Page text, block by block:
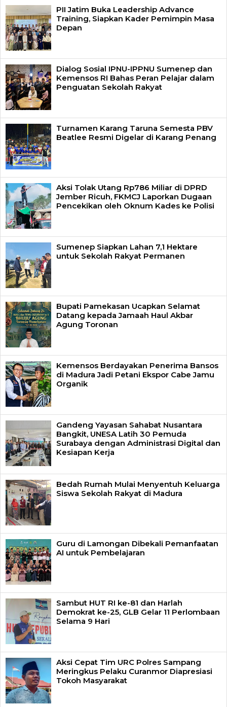
PII Jatim Buka Leadership Advance
Training, Siapkan Kader Pemimpin Masa
Depan
Dialog Sosial IPNU-IPPNU Sumenep dan
Kemensos RI Bahas Peran Pelajar dalam
Penguatan Sekolah Rakyat
Turnamen Karang Taruna Semesta PBV
Beatlee Resmi Digelar di Karang Penang
Aksi Tolak Utang Rp786 Miliar di DPRD
Jember Ricuh, FKMCJ Laporkan Dugaan
Pencekikan oleh Oknum Kades ke Polisi
Sumenep Siapkan Lahan 7,1 Hektare
untuk Sekolah Rakyat Permanen
Bupati Pamekasan Ucapkan Selamat
Datang kepada Jamaah Haul Akbar
Agung Toronan
Kemensos Berdayakan Penerima Bansos
di Madura Jadi Petani Ekspor Cabe Jamu
Organik
Gandeng Yayasan Sahabat Nusantara
Bangkit, UNESA Latih 30 Pemuda
Surabaya dengan Administrasi Digital dan
Kesiapan Kerja
Bedah Rumah Mulai Menyentuh Keluarga
Siswa Sekolah Rakyat di Madura
Guru di Lamongan Dibekali Pemanfaatan
AI untuk Pembelajaran
Sambut HUT RI ke-81 dan Harlah
Demokrat ke-25, GLB Gelar 11 Perlombaan
Selama 9 Hari
Aksi Cepat Tim URC Polres Sampang
Meringkus Pelaku Curanmor Diapresiasi
Tokoh Masyarakat